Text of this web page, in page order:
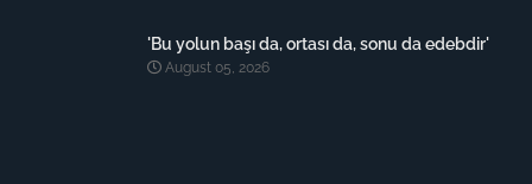
'Bu yolun başı da, ortası da, sonu da edebdir'
August 05, 2026